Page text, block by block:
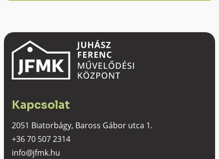
Kapcsolat
2051 Biatorbágy, Baross Gábor utca 1.
+36 70 507 2314
info@jfmk.hu